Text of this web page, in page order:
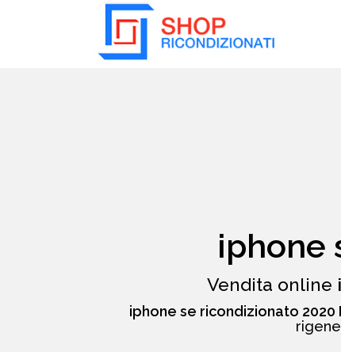
Collassa/Espandi
iphone
Vendita online
iphone se ricondizionato 2020